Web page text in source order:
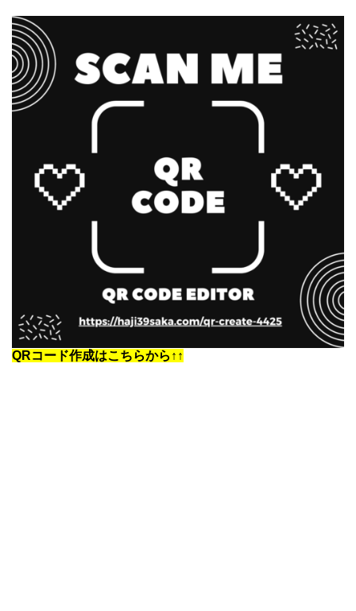
QRコード作成はこちらから↑↑